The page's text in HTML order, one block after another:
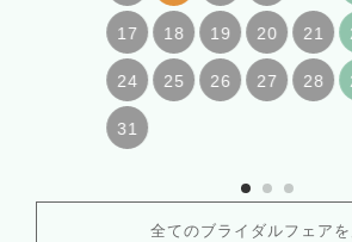
17 18 19 20 21
24 25 26 27 28
31
全てのブライダルフェアを